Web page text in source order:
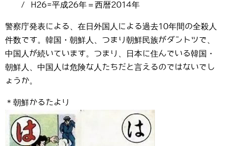
/ H26=平成26年＝西暦2014年
警察庁発表による、在日外国人による過去10年間の全殺人
件数です。韓国・朝鮮人、つまり朝鮮民族がダントツで、
中国人が続いています。つまり、日本に住んでいる韓国・
朝鮮人、中国人は危険な人たちだと言えるのではないでし
ょうか。
＊朝鮮かるたより